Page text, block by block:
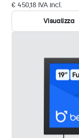
€ 450,18 IVA incl.
Visualizza